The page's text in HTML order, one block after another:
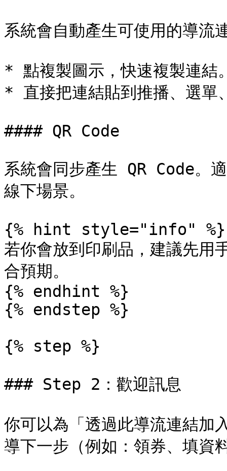
系統會自動產生可使用的導流
* 點複製圖示，快速複製連結
* 直接把連結貼到推播、選單
#### QR Code
系統會同步產生 QR Code。
線下場景。
{% hint style="info" %}
若你會放到印刷品，建議先用
合預期。
{% endhint %}
{% endstep %}
{% step %}
### Step 2：歡迎訊息
你可以為「透過此導流連結加
導下一步（例如：領券、填資